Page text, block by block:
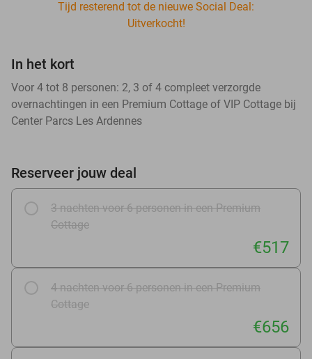
Tijd resterend tot de nieuwe Social Deal:
Uitverkocht!
In het kort
Voor 4 tot 8 personen: 2, 3 of 4 compleet verzorgde
overnachtingen in een Premium Cottage of VIP Cottage bij
Center Parcs Les Ardennes
Reserveer jouw deal
3 nachten voor 6 personen in een Premium
Cottage
€517
4 nachten voor 6 personen in een Premium
Cottage
€656